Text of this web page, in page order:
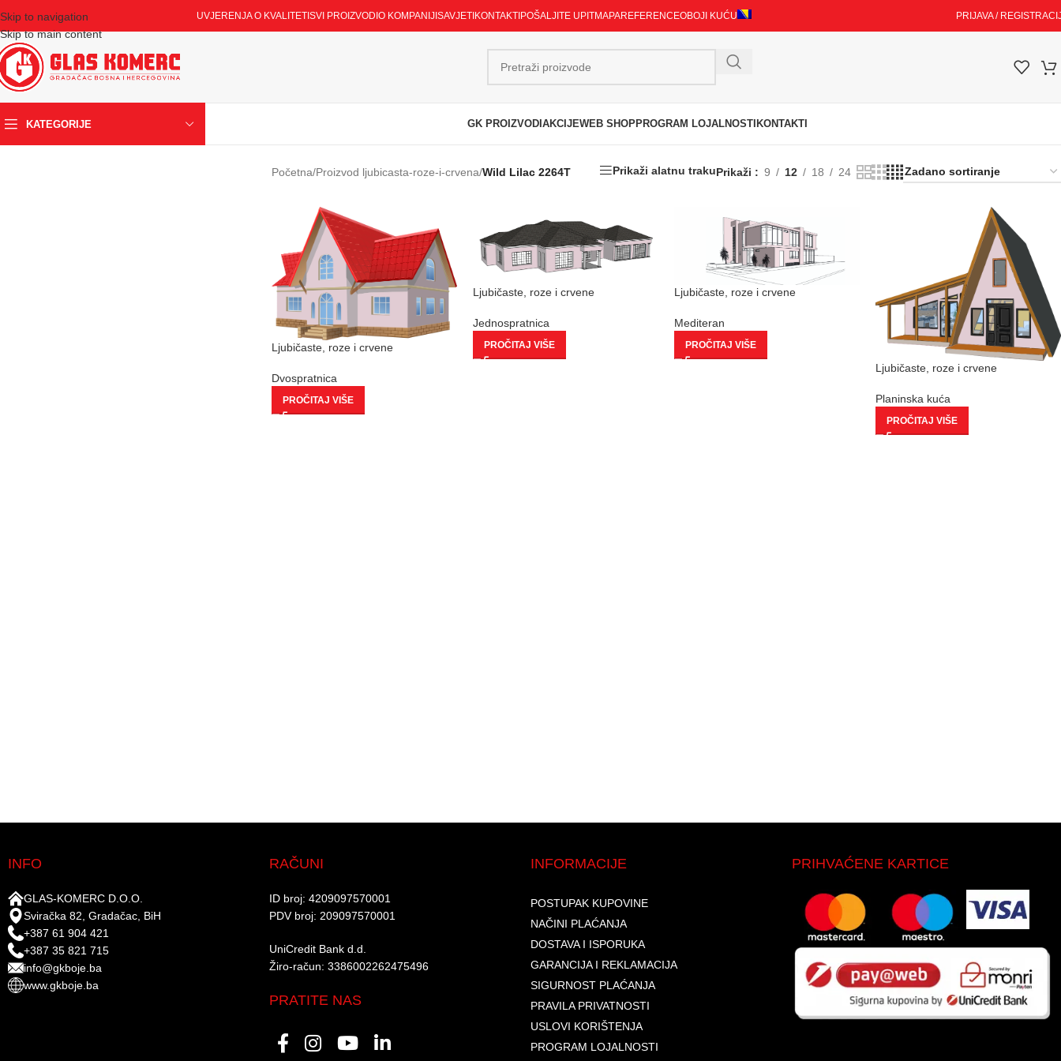
Skip to navigation
Skip to main content
UVJERENJA O KVALITETI SVI PROIZVODI O KOMPANIJI SAVJETI KONTAKTI POŠALJITE UPITMAPAREFERENCEOBOJI KUĆU PRIJAVA /
KATEGORIJE GK PROIZVODI AKCIJEWEB SHOPPROGRAM LOJALNOSTI KONTAKTI
Početna/Proizvod ljubicasta-roze-i-crvena/Wild Lilac 2264T Prikaži alatnu trakuPrikaži 9 12 18 24
Ljubičaste, roze i crvene
Dvospratnica
PROČITAJ VIŠE
Ljubičaste, roze i crvene
Jednospratnica
PROČITAJ VIŠE
Ljubičaste, roze i crvene
Mediteran
PROČITAJ VIŠE
Ljubičaste, roze i crvene
Planinska kuća
PROČITAJ VIŠE
INFO
GLAS-KOMERC D.O.O.
Sviračka 82, Gradačac, BiH
+387 61 904 421
+387 35 821 715
info@gkboje.ba
www.gkboje.ba
RAČUNI
ID broj: 4209097570001​
PDV broj: 209097570001 ​
UniCredit Bank d.d.​
Žiro-račun: 3386002262475496​​
PRATITE NAS
INFORMACIJE
POSTUPAK KUPOVINE
NAČINI PLAĆANJA
DOSTAVA I ISPORUKA
GARANCIJA I REKLAMACIJA
SIGURNOST PLAĆANJA
PRAVILA PRIVATNOSTI
USLOVI KORIŠTENJA
PROGRAM LOJALNOSTI
PRIHVAĆENE KARTICE